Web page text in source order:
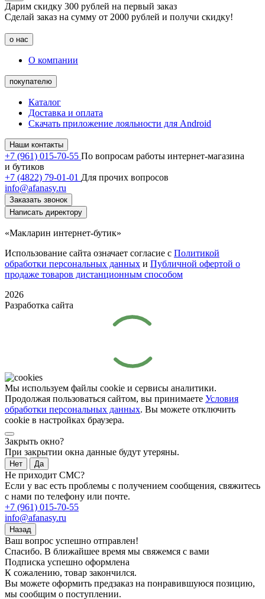
Дарим скидку 300 рублей на первый заказ
Сделай заказ на сумму от 2000 рублей и получи скидку!
о нас
О компании
покупателю
Каталог
Доставка и оплата
Скачать приложение лояльности для Android
Наши контакты
+7 (961) 015-70-55 По вопросам работы интернет-магазина
и бутиков
+7 (4822) 79-01-01 Для прочих вопросов
info@afanasy.ru
Заказать звонок
Написать директору
«Макларин интернет-бутик»
Использование сайта означает согласие с Политикой
обработки персональных данных и Публичной офертой о
продаже товаров дистанционным способом
2026
Разработка сайта
Мы используем файлы cookie и сервисы аналитики.
Продолжая пользоваться сайтом, вы принимаете Условия
обработки персональных данных. Вы можете отключить
cookie в настройках браузера.
Закрыть окно?
При закрытии окна данные будут утеряны.
Нет Да
Не приходит СМС?
Если у вас есть проблемы с получением сообщения, свяжитесь
с нами по телефону или почте.
+7 (961) 015-70-55
info@afanasy.ru
Назад
Ваш вопрос успешно отправлен!
Спасибо. В ближайшее время мы свяжемся с вами
Подписка успешно оформлена
К сожалению, товар закончился.
Вы можете оформить предзаказ на понравившуюся позицию,
мы сообщим о поступлении.